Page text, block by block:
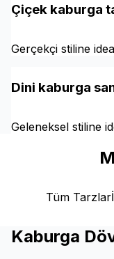
Çiçek kaburga
Gerçekçi stiline
Dini kaburga
Geleneksel stiline
Tüm Tarzlar
Kaburga